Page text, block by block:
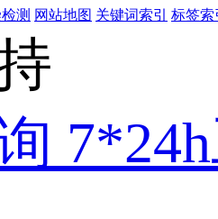
测 网站地图 关键词索引 标签索